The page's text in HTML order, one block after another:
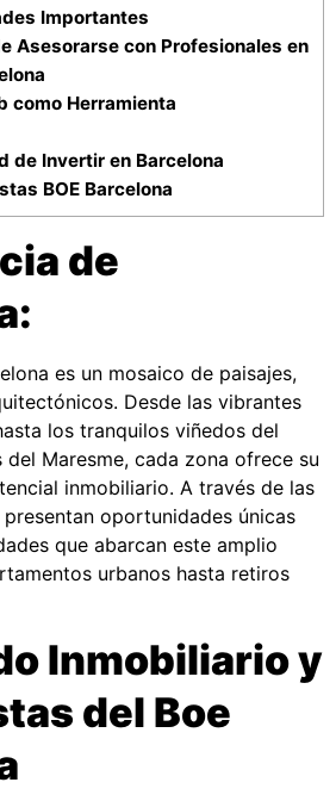
Importantes
Asesorarse con Profesionales en
como Herramienta
de Invertir en Barcelona
BOE Barcelona
de
es un mosaico de paisajes,
Desde las vibrantes
los tranquilos viñedos del
del Maresme, cada zona ofrece su
inmobiliario. A través de las
oportunidades únicas
que abarcan este amplio
urbanos hasta retiros
Inmobiliario y
del Boe